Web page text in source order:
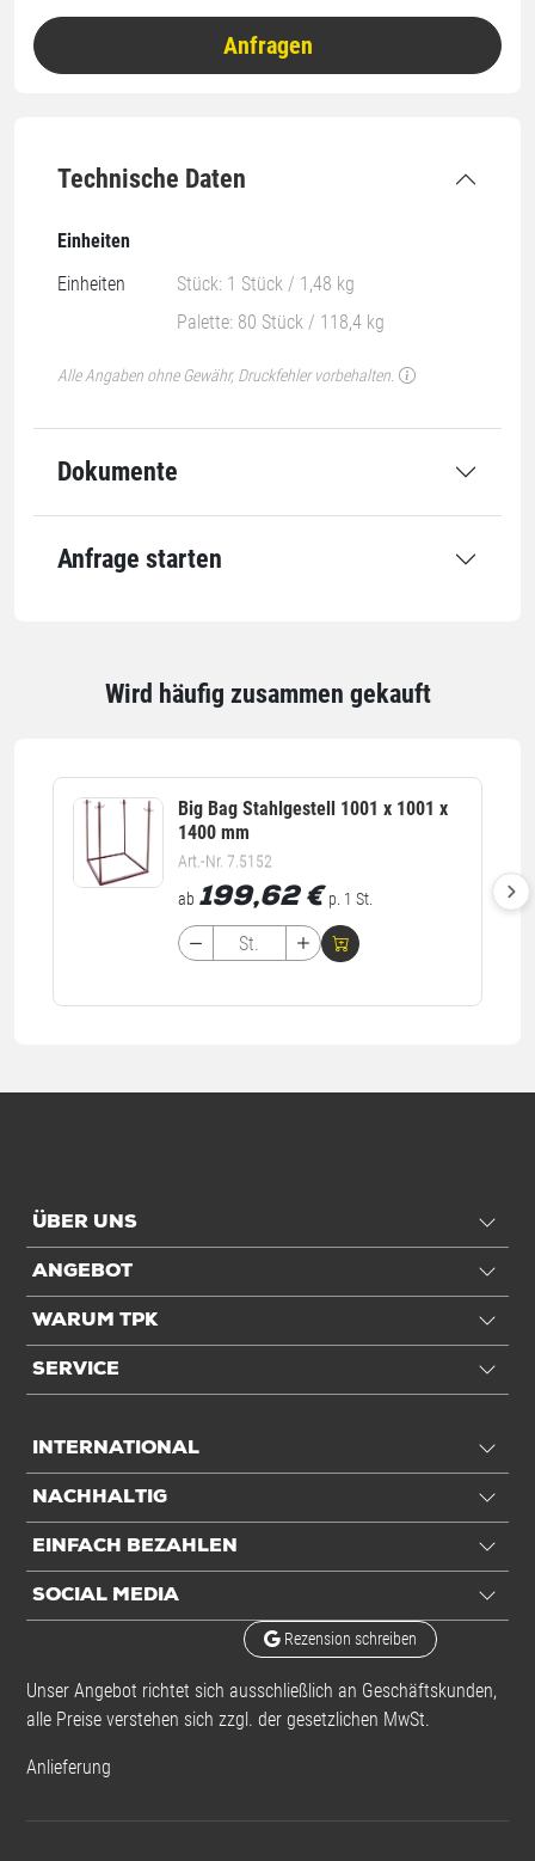
Technische Daten
Einheiten
Einheiten
Stück: 1 Stück / 1,48 kg
Palette: 80 Stück / 118,4 kg
Alle Angaben ohne Gewähr, Druckfehler vorbehalten.
Dokumente
Anfrage starten
Anfragen
Wird häufig zusammen gekauft
Big Bag Stahlgestell 1001 x 1001 x
1400 mm
Art.-Nr. 7.5152
ab 199,62 € p. 1 St.
ÜBER UNS
ANGEBOT
WARUM TPK
SERVICE
INTERNATIONAL
NACHHALTIG
EINFACH BEZAHLEN
SOCIAL MEDIA
Rezension schreiben
Unser Angebot richtet sich ausschließlich an Geschäftskunden,
alle Preise verstehen sich zzgl. der gesetzlichen MwSt.
Anlieferung